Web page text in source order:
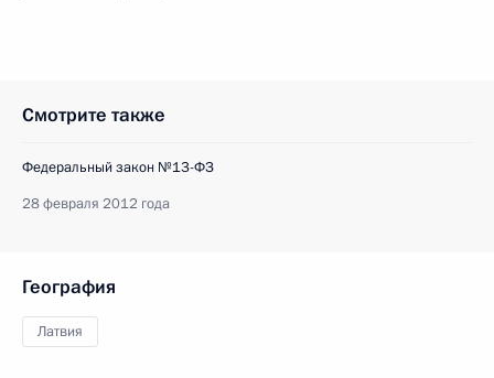
Смотрите также
Федеральный закон №13-ФЗ
28 февраля 2012 года
География
Латвия